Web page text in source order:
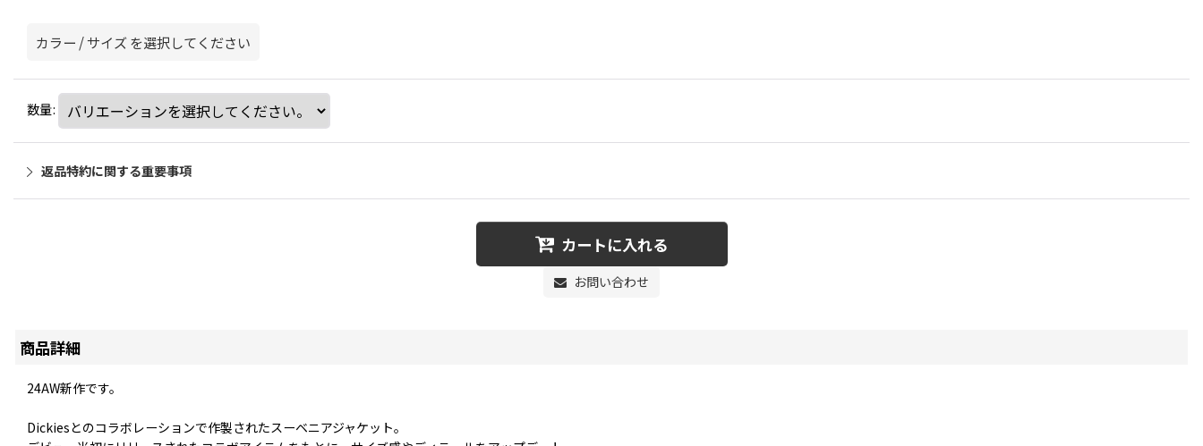
カラー /サイズを選択してください
数量:
返品特約に関する重要事項
カートに入れる
お問い合わせ
商品詳細
24AW新作です。
Dickiesとのコラボレーションで作製されたスーベニアジャケット。